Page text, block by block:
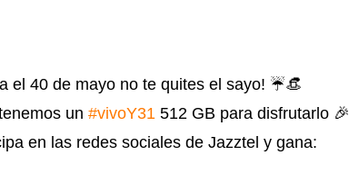
el 40 de mayo no te quites el sayo! ☔👒
un #vivoY31 512 GB para disfrutarlo 🎉
en las redes sociales de Jazztel y gana: